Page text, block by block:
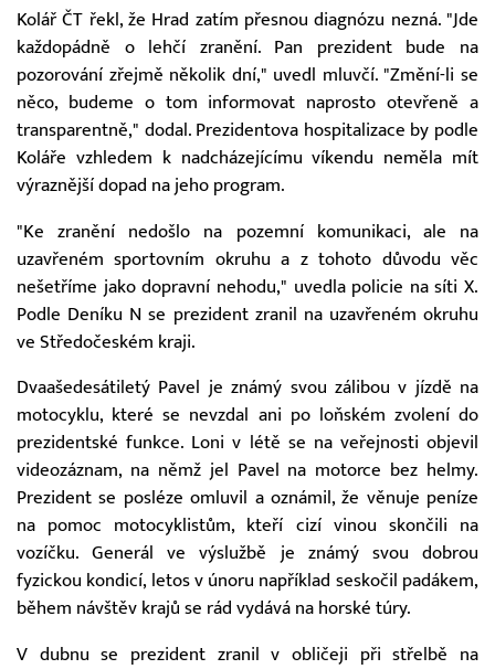
Kolář ČT řekl, že Hrad zatím přesnou diagnózu nezná. "Jde
každopádně o lehčí zranění. Pan prezident bude na
pozorování zřejmě několik dní," uvedl mluvčí. "Změní-li se
něco, budeme o tom informovat naprosto otevřeně a
transparentně," dodal. Prezidentova hospitalizace by podle
Koláře vzhledem k nadcházejícímu víkendu neměla mít
výraznější dopad na jeho program.
"Ke zranění nedošlo na pozemní komunikaci, ale na
uzavřeném sportovním okruhu a z tohoto důvodu věc
nešetříme jako dopravní nehodu," uvedla policie na síti X.
Podle Deníku N se prezident zranil na uzavřeném okruhu
ve Středočeském kraji.
Dvaašedesátiletý Pavel je známý svou zálibou v jízdě na
motocyklu, které se nevzdal ani po loňském zvolení do
prezidentské funkce. Loni v létě se na veřejnosti objevil
videozáznam, na němž jel Pavel na motorce bez helmy.
Prezident se posléze omluvil a oznámil, že věnuje peníze
na pomoc motocyklistům, kteří cizí vinou skončili na
vozíčku. Generál ve výslužbě je známý svou dobrou
fyzickou kondicí, letos v únoru například seskočil padákem,
během návštěv krajů se rád vydává na horské túry.
V dubnu se prezident zranil v obličeji při střelbě na